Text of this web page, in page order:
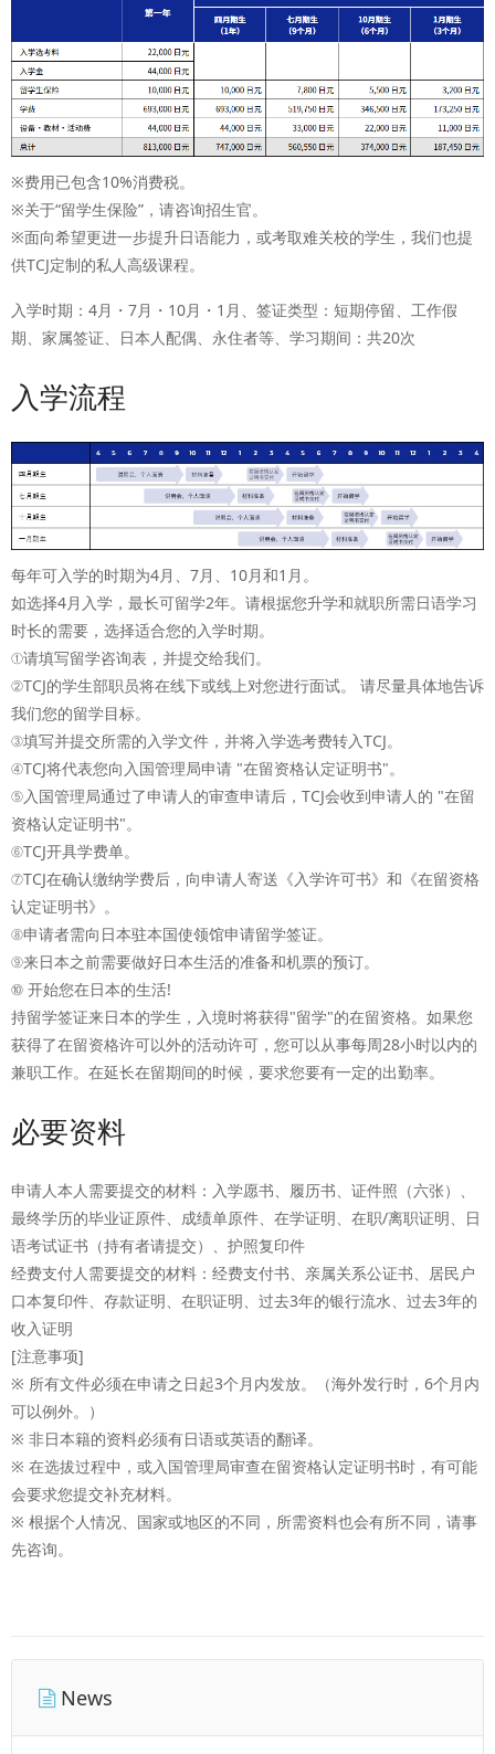
※费用已包含10%消费税。
※关于“留学生保险”，请咨询招生官。
※面向希望更进一步提升日语能力，或考取难关校的学生，我们也提
供TCJ定制的私人高级课程。
入学时期：4月・7月・10月・1月、签证类型：短期停留、工作假
期、家属签证、日本人配偶、永住者等、学习期间：共20次
入学流程
每年可入学的时期为4月、7月、10月和1月。
如选择4月入学，最长可留学2年。请根据您升学和就职所需日语学习
时长的需要，选择适合您的入学时期。
①请填写留学咨询表，并提交给我们。
②TCJ的学生部职员将在线下或线上对您进行面试。 请尽量具体地告诉
我们您的留学目标。
③填写并提交所需的入学文件，并将入学选考费转入TCJ。
④TCJ将代表您向入国管理局申请 "在留资格认定证明书"。
⑤入国管理局通过了申请人的审查申请后，TCJ会收到申请人的 "在留
资格认定证明书"。
⑥TCJ开具学费单。
⑦TCJ在确认缴纳学费后，向申请人寄送《入学许可书》和《在留资格
认定证明书》。
⑧申请者需向日本驻本国使领馆申请留学签证。
⑨来日本之前需要做好日本生活的准备和机票的预订。
⑩ 开始您在日本的生活!
持留学签证来日本的学生，入境时将获得"留学"的在留资格。如果您
获得了在留资格许可以外的活动许可，您可以从事每周28小时以内的
兼职工作。在延长在留期间的时候，要求您要有一定的出勤率。
必要资料
申请人本人需要提交的材料：入学愿书、履历书、证件照（六张）、
最终学历的毕业证原件、成绩单原件、在学证明、在职/离职证明、日
语考试证书（持有者请提交）、护照复印件
经费支付人需要提交的材料：经费支付书、亲属关系公证书、居民户
口本复印件、存款证明、在职证明、过去3年的银行流水、过去3年的
收入证明
[注意事项]
※ 所有文件必须在申请之日起3个月内发放。（海外发行时，6个月内
可以例外。）
※ 非日本籍的资料必须有日语或英语的翻译。
※ 在选拔过程中，或入国管理局审查在留资格认定证明书时，有可能
会要求您提交补充材料。
※ 根据个人情况、国家或地区的不同，所需资料也会有所不同，请事
先咨询。
News